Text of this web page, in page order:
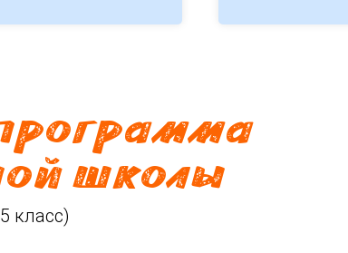
школы
класс)